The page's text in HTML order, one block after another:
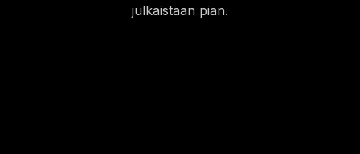
julkaistaan pian.